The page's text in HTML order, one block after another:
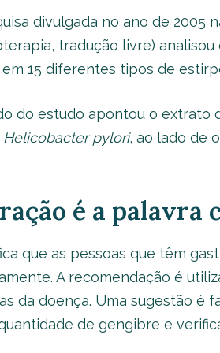
divulgada no ano de 2005
tradução livre)
15 diferentes tipos de
do estudo apontou o extrato
Helicobacter pylori, ao lado de
é a palavra
que as pessoas que têm
A recomendação é
da doença. Uma sugestão é
de gengibre e